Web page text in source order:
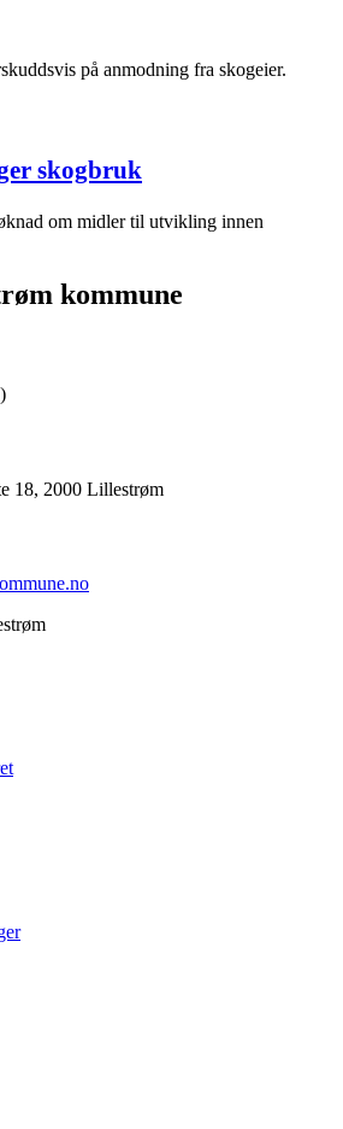
på anmodning fra skogeier.
skogbruk
om midler til utvikling innen
kommune
18, 2000 Lillestrøm